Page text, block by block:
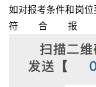
如对报考条件和岗
符合报